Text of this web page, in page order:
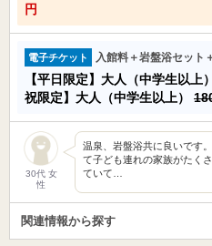
円
電子チケット 入館料＋岩盤浴セット
【平日限定】大人（中学生以上）
祝限定】大人（中学生以上）
30代 女
性
温泉、岩盤浴共に良いです
て子ども連れの家族がたく
ていて…
関連情報から探す